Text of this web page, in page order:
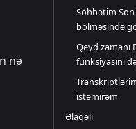
nə
Söhbətim
bölməsində
Qeyd zamanı
funksiyasını
istəmirəm
Əlaqəli